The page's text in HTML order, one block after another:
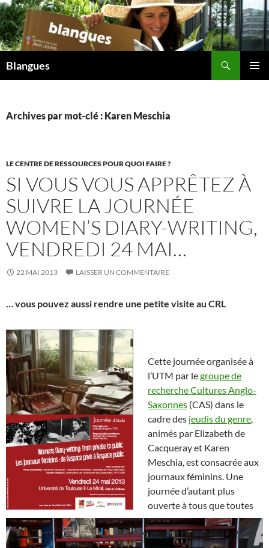
Aller
au
contenu
Blangues
Archives par mot-clé : Karen Meschia
LE CENTRE DE RESSOURCES POUR QUOI FAIRE ?
SI VOUS VOUS APPRÊTEZ À
SUIVRE LA JOURNÉE
WOMEN’S DIARY-WRITING,
VENDREDI 24 MAI…
22 MAI 2013 LAISSER UN COMMENTAIRE
… vous pouvez aussi rendre une petite visite au CRL
Cette journée organisée à
l’UTM par legroupe de
recherche Cultures Anglo-
Saxonnes (CAS) dans le
cadre des jeudis du genre,
animés par Elizabeth de
Cacqueray et Karen
Meschia, est consacrée aux
journaux féminins. Une
journée d’autant plus
ouverte à tous que toutes